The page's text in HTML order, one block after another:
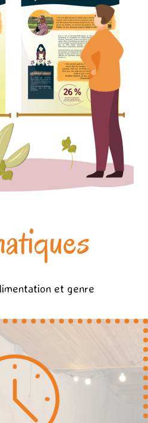
et genre